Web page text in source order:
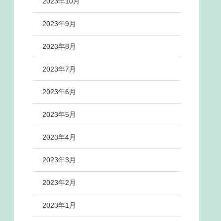
2023年9月
2023年8月
2023年7月
2023年6月
2023年5月
2023年4月
2023年3月
2023年2月
2023年1月